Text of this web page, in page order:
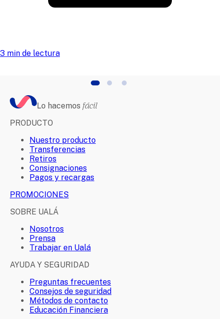
3 min de lectura
Lo hacemos fácil
PRODUCTO
Nuestro producto
Transferencias
Retiros
Consignaciones
Pagos y recargas
PROMOCIONES
SOBRE UALÁ
Nosotros
Prensa
Trabajar en Ualá
AYUDA Y SEGURIDAD
Preguntas frecuentes
Consejos de seguridad
Métodos de contacto
Educación Financiera